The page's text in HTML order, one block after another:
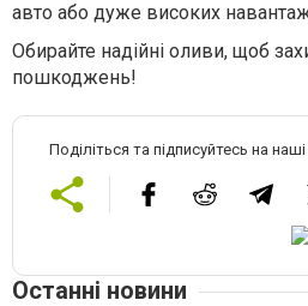
авто або дуже високих
Обирайте надійні оливи, щоб
пошкоджень!
Поділіться та підписуйтесь на
Останні новини